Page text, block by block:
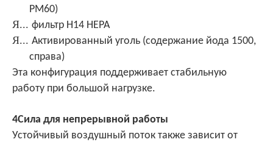
PM60)
Я... фильтр H14 HEPA
Я... Активированный уголь (содержание йода 1500,
справа)
Эта конфигурация поддерживает стабильную
работу при большой нагрузке.
4Сила для непрерывной работы
Устойчивый воздушный поток также зависит от